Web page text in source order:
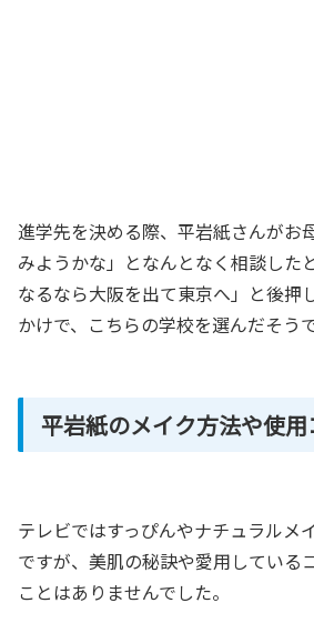
進学先を決める際、平岩紙さんがお
みようかな」となんとなく相談した
なるなら大阪を出て東京へ」と後押
かけで、こちらの学校を選んだそう
平岩紙のメイク方法や使用
テレビではすっぴんやナチュラルメ
ですが、美肌の秘訣や愛用している
ことはありませんでした。